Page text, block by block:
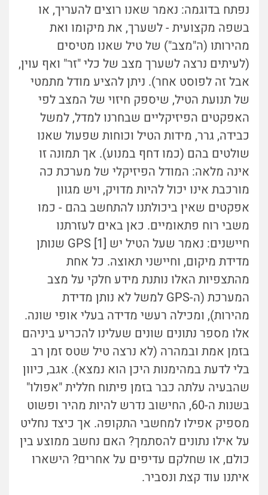
נפתח בדוגמה: נאמר שאנו רוצים להעריך, או
בשפה מקצועית - לשערך, את מיקומו ואת
מהירותו (ה"מצב") של טיל שאנו מטיסים
(לעיתים נרצה לשערך מצב של כלי "זר" ואף עוין,
אבל זה לפוסט אחר). ניתן להציע מודל מתמטי
של תנועת הטיל, שיספק חיזוי של המצב לפי
האפקטים הפיזיקליים שבחרנו למדל, למשל
כבידה, גרר, מידות הטיל וכוחות שפעול שאנו
שולטים בהם (כמו דחף במנוע). אך תמונה זו
אינה מלאה: המודל הפיזיקלי של מערכת כה
מורכבת אינו יכול להיות מדויק, ויש מגוון
אפקטים שאין ביכולתנו להתחשב בהם - כמו
משבי רוח פתאומיים. כאן באים לעזרתנו
חיישנים: נאמר שעל הטיל יש GPS [1] שנותן
מדידת מיקום, וחיישני תאוצה. כל אחת
מהתצפיות האלו נותנת מידע חלקי על מצב
המערכת (ה-GPS למשל לא נותן מדידת
מהירות), ומכילה רעשי מדידה בעלי אופי שונה.
אלו מספר נתונים שונים שעלינו להכריע ביניהם
בזמן אמת ובמהרה (לא נרצה טיל שטס זמן רב
בלי לדעת במהימנות היכן הוא נמצא). אגב, כיוון
שהבעיה עלתה כבר בזמן פיתוח חללית "אפולו"
בשנות ה-60, החישוב נדרש להיות מהיר ופשוט
מספיק אפילו למחשבי התקופה. אך כיצד נחליט
על אילו נתונים להסתמך? האם נחשב ממוצע בין
כולם, או שחלקם עדיפים על אחרים? הישארו
איתנו עוד קצת ונסביר.